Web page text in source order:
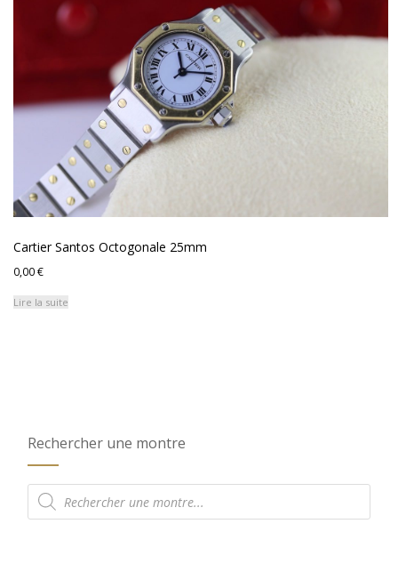
Cartier Santos Octogonale 25mm
0,00€
Lire la suite
Rechercher une montre
Recherche
de
produits